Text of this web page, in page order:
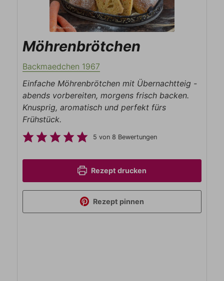
Möhrenbrötchen
Backmaedchen 1967
Einfache Möhrenbrötchen mit Übernachtteig -
abends vorbereiten, morgens frisch backen.
Knusprig, aromatisch und perfekt fürs
Frühstück.
5 von 8 Bewertungen
Rezept drucken
Rezept pinnen